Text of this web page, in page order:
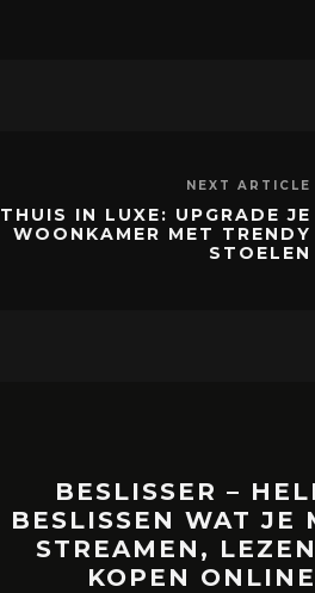
NEXT ARTICLE
THUIS IN LUXE: UPGRADE JE
WOONKAMER MET TRENDY
STOELEN
BESLISSER –
BESLISSEN WAT JE
STREAMEN,
KOPEN ONLINE